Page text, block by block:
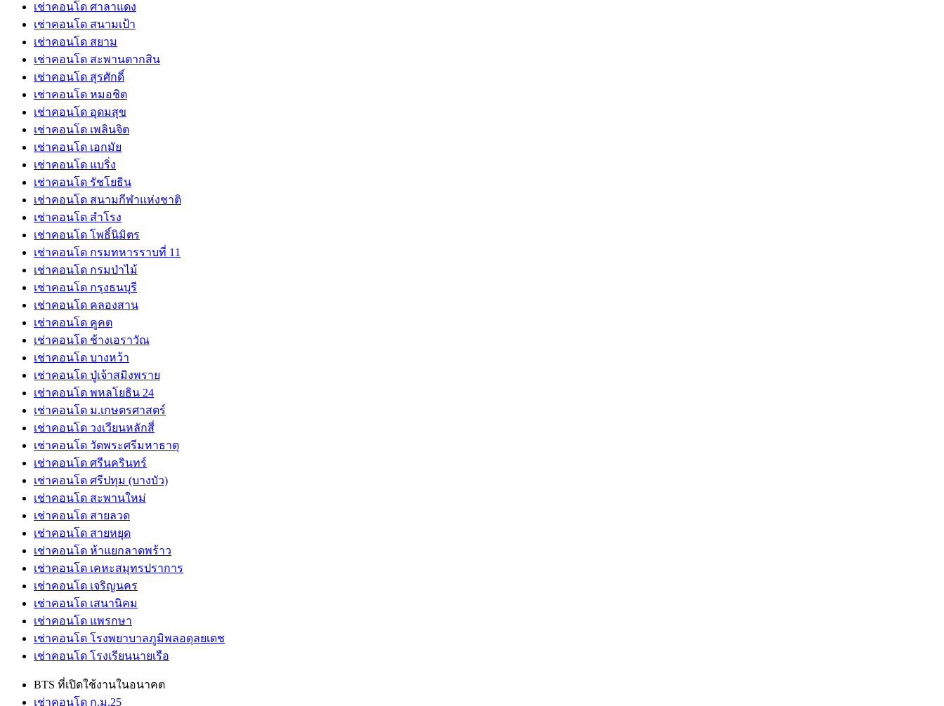
เช่าคอนโด ศาลาแดง
เช่าคอนโด สนามเป้า
เช่าคอนโด สยาม
เช่าคอนโด สะพานตากสิน
เช่าคอนโด สุรศักดิ์
เช่าคอนโด หมอชิต
เช่าคอนโด อุดมสุข
เช่าคอนโด เพลินจิต
เช่าคอนโด เอกมัย
เช่าคอนโด แบริ่ง
เช่าคอนโด รัชโยธิน
เช่าคอนโด สนามกีฬาแห่งชาติ
เช่าคอนโด สำโรง
เช่าคอนโด โพธิ์นิมิตร
เช่าคอนโด กรมทหารราบที่ 11
เช่าคอนโด กรมป่าไม้
เช่าคอนโด กรุงธนบุรี
เช่าคอนโด คลองสาน
เช่าคอนโด คูคต
เช่าคอนโด ช้างเอราวัณ
เช่าคอนโด บางหว้า
เช่าคอนโด ปู่เจ้าสมิงพราย
เช่าคอนโด พหลโยธิน 24
เช่าคอนโด ม.เกษตรศาสตร์
เช่าคอนโด วงเวียนหลักสี่
เช่าคอนโด วัดพระศรีมหาธาตุ
เช่าคอนโด ศรีนครินทร์
เช่าคอนโด ศรีปทุม (บางบัว)
เช่าคอนโด สะพานใหม่
เช่าคอนโด สายลวด
เช่าคอนโด สายหยุด
เช่าคอนโด ห้าแยกลาดพร้าว
เช่าคอนโด เคหะสมุทรปราการ
เช่าคอนโด เจริญนคร
เช่าคอนโด เสนานิคม
เช่าคอนโด แพรกษา
เช่าคอนโด โรงพยาบาลภูมิพลอดุลยเดช
เช่าคอนโด โรงเรียนนายเรือ
BTS ที่เปิดใช้งานในอนาคต
เช่าคอนโด ก.ม.25